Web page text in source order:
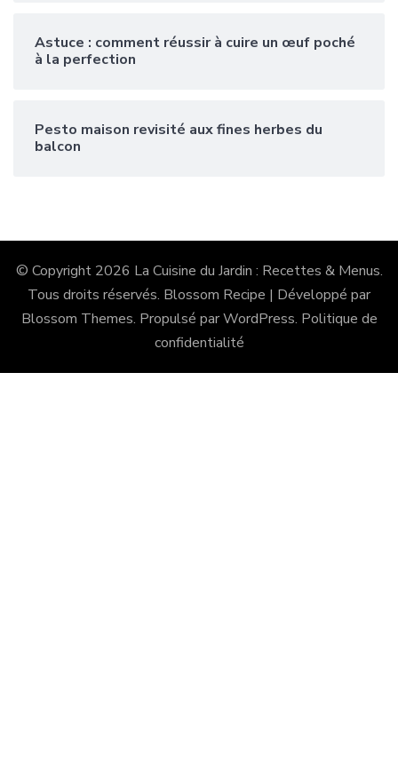
Astuce : comment réussir à cuire un œuf poché
à la perfection
Pesto maison revisité aux fines herbes du
balcon
© Copyright 2026 La Cuisine du Jardin : Recettes & Menus.
Tous droits réservés. Blossom Recipe | Développé par
Blossom Themes. Propulsé parWordPress. Politique de
confidentialité